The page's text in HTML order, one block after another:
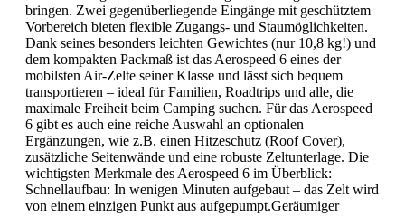
bringen. Zwei gegenüberliegende Eingänge mit geschütztem
Vorbereich bieten flexible Zugangs- und Staumöglichkeiten.
Dank seines besonders leichten Gewichtes (nur 10,8 kg!) und
dem kompakten Packmaß ist das Aerospeed 6 eines der
mobilsten Air-Zelte seiner Klasse und lässt sich bequem
transportieren – ideal für Familien, Roadtrips und alle, die
maximale Freiheit beim Camping suchen. Für das Aerospeed
6 gibt es auch eine reiche Auswahl an optionalen
Ergänzungen, wie z.B. einen Hitzeschutz (Roof Cover),
zusätzliche Seitenwände und eine robuste Zeltunterlage. Die
wichtigsten Merkmale des Aerospeed 6 im Überblick:
Schnellaufbau: In wenigen Minuten aufgebaut – das Zelt wird
von einem einzigen Punkt aus aufgepumpt.Geräumiger